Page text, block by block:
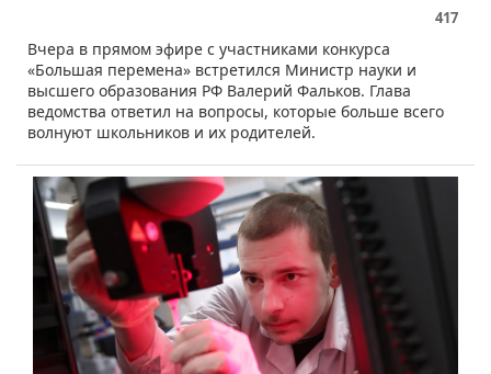
417
​​Вчера в прямом эфире с участниками конкурса
«Большая перемена» встретился Министр науки и
высшего образования РФ Валерий Фальков. Глава
ведомства ответил на вопросы, которые больше всего
волнуют школьников и их родителей.